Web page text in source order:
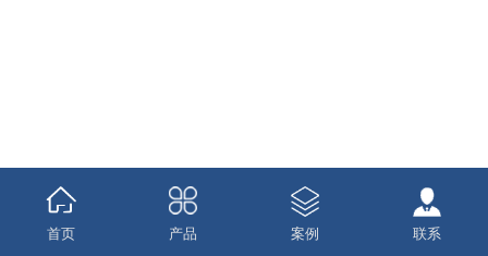
首页 产品 案例 联系